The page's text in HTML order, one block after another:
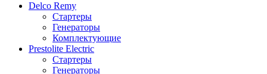
Delco Remy
Стартеры
Генераторы
Комплектующие
Prestolite Electric
Стартеры
Генераторы